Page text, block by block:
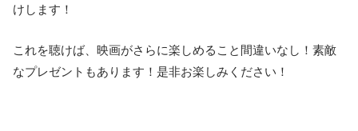
けします！
これを聴けば、映画がさらに楽しめること間違いなし！素敵
なプレゼントもあります！是非お楽しみください！